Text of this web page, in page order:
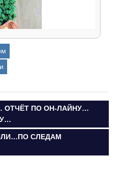
— мастер-класс
ПО ОН-ЛАЙНУ…
СЛЕДАМ